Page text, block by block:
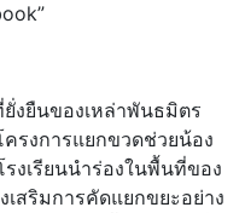
ยั่งยืนของเหล่าพันธมิตร
รงการแยกขวดช่วยน้อง
งเรียนนำร่องในพื้นที่ของ
เสริมการคัดแยกขยะอย่าง